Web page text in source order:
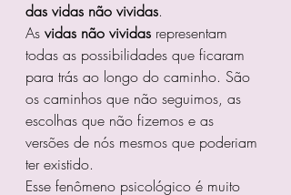
das vidas não vividas.
As vidas não vividas representam
todas as possibilidades que ficaram
para trás ao longo do caminho. São
os caminhos que não seguimos, as
escolhas que não fizemos e as
versões de nós mesmos que poderiam
ter existido.
Esse fenômeno psicológico é muito